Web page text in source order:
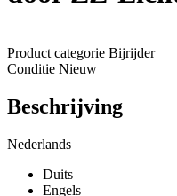
Product categorie Bijrijder
Conditie Nieuw
Beschrijving
Nederlands
Duits
Engels